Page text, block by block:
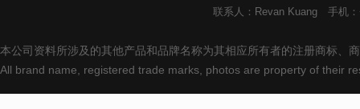
联系人：Revan Kuang 手机
本公司资料所涉及的其他产品和品牌名称为其相应所有者的注册商标、
All brand name, registered trade marks, photos are property of their